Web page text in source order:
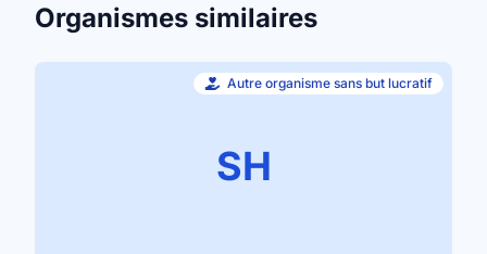
Organismes similaires
SH
Autre organisme sans but lucratif